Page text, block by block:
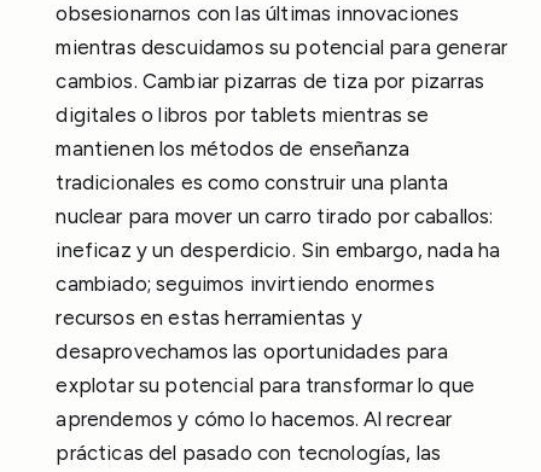
obsesionarnos con las últimas innovaciones
mientras descuidamos su potencial para generar
cambios. Cambiar pizarras de tiza por pizarras
digitales o libros por tablets mientras se
mantienen los métodos de enseñanza
tradicionales es como construir una planta
nuclear para mover un carro tirado por caballos:
ineficaz y un desperdicio. Sin embargo, nada ha
cambiado; seguimos invirtiendo enormes
recursos en estas herramientas y
desaprovechamos las oportunidades para
explotar su potencial para transformar lo que
aprendemos y cómo lo hacemos. Al recrear
prácticas del pasado con tecnologías, las